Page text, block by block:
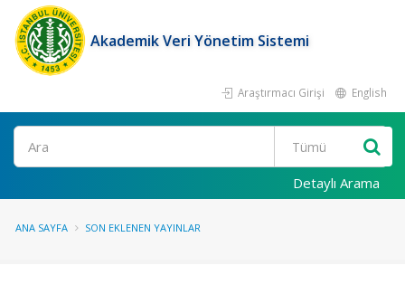
Akademik Veri Yönetim Sistemi
Araştırmacı Girişi English
Ara
Detaylı Arama
ANA SAYFA SON EKLENEN YAYINLAR